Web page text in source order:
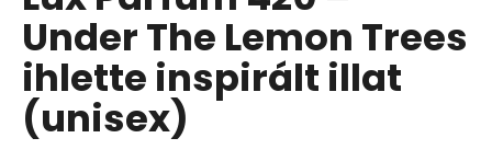
5-
ből
0,0
csillag.
Under The Lemon Trees
ihlette inspirált illat
(unisex)
A
j
á
n